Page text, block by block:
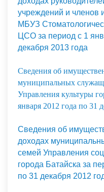
учреждений и
МБУЗ
ЦСО за период с 1
декабря 2013 года
Сведения об
муниципальных
Управления культуры
января 2012 года по 31
Сведения об
доходах
семей Управления
города Батайска за
по 31 декабря 2012